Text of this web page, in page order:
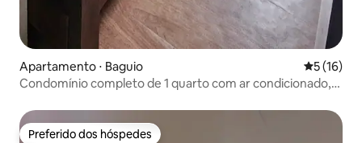
Apartamento ⋅ Baguio 5 de uma
5 (16)
Condomínio completo de 1 quarto com ar condicionado,
Preferido dos hóspedes